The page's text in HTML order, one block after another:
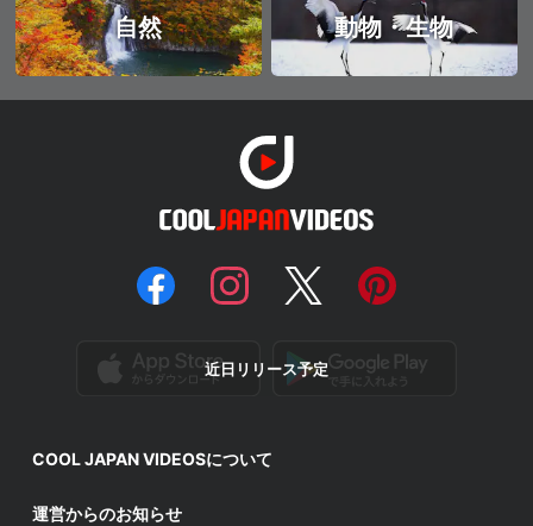
自然 動物・生物
近日リリース予定
COOL JAPAN VIDEOSについて
運営からのお知らせ